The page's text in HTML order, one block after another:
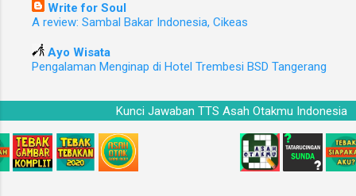
Write for Soul
A review: Sambal Bakar Indonesia, Cikeas
Ayo Wisata
Pengalaman Menginap di Hotel Trembesi BSD Tangerang
Kunci Jawaban TTS Asah Otakmu